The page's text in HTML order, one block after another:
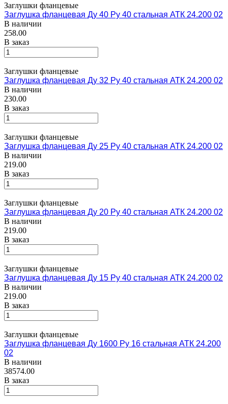
Заглушки фланцевые
Заглушка фланцевая Ду 40 Ру 40 стальная АТК 24.200 02
В наличии
258.00
В заказ
Заглушки фланцевые
Заглушка фланцевая Ду 32 Ру 40 стальная АТК 24.200 02
В наличии
230.00
В заказ
Заглушки фланцевые
Заглушка фланцевая Ду 25 Ру 40 стальная АТК 24.200 02
В наличии
219.00
В заказ
Заглушки фланцевые
Заглушка фланцевая Ду 20 Ру 40 стальная АТК 24.200 02
В наличии
219.00
В заказ
Заглушки фланцевые
Заглушка фланцевая Ду 15 Ру 40 стальная АТК 24.200 02
В наличии
219.00
В заказ
Заглушки фланцевые
Заглушка фланцевая Ду 1600 Ру 16 стальная АТК 24.200
02
В наличии
38574.00
В заказ